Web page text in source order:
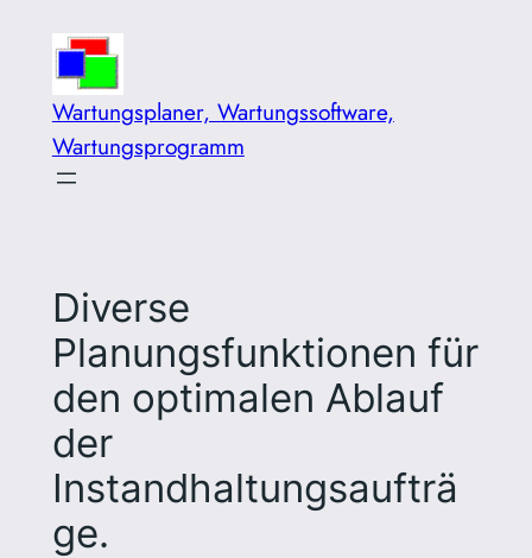
Inhalt
springen
Wartungsplaner, Wartungssoftware,
Wartungsprogramm
Diverse
Planungsfunktionen für
den optimalen Ablauf
der
Instandhaltungsaufträ
ge.